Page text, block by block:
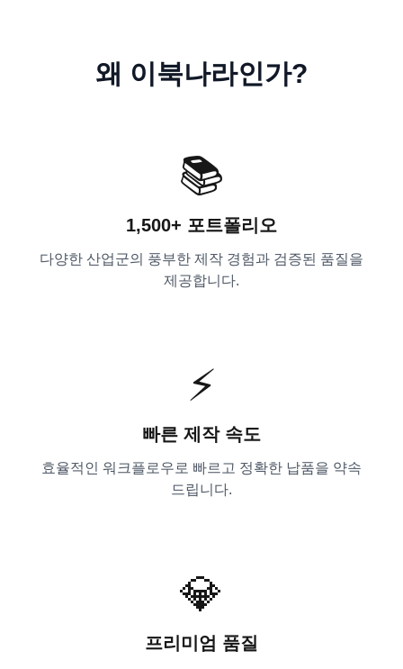
왜 이북나라인가?
📚
1,500+ 포트폴리오
다양한 산업군의 풍부한 제작 경험과 검증된 품질을
제공합니다.
⚡
빠른 제작 속도
효율적인 워크플로우로 빠르고 정확한 납품을 약속
드립니다.
💎
프리미엄 품질